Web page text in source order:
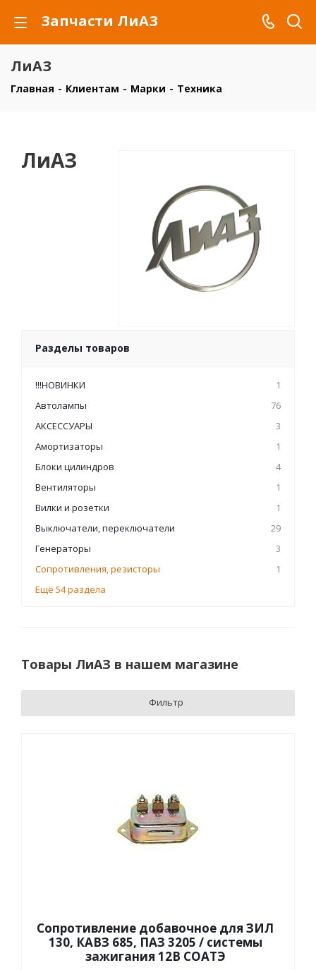
Запчасти ЛиАЗ
ЛиАЗ
Главная - Клиентам - Марки - Техника
ЛиАЗ
Разделы товаров
!!!НОВИНКИ
1
Автолампы
76
АКСЕССУАРЫ
3
Амортизаторы
1
Блоки цилиндров
4
Вентиляторы
1
Вилки и розетки
1
Выключатели, переключатели
29
Генераторы
3
Сопротивления, резисторы
1
Ещё 54 раздела
Товары ЛиАЗ в нашем магазине
Фильтр
Сопротивление добавочное для ЗИЛ
130, КАВЗ 685, ПАЗ 3205 / системы
зажигания 12В СОАТЭ